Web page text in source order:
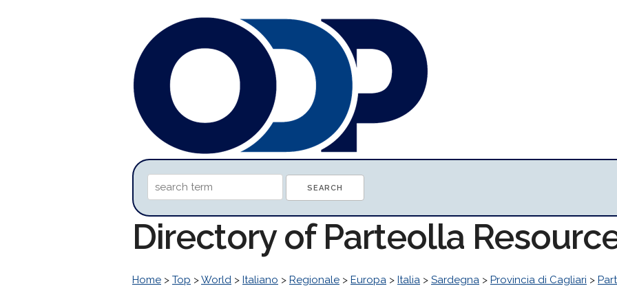
Directory of Parteolla
Home > Top >World > Italiano > Regionale > Europa > Italia > Sardegna > Provincia di Cagliari >